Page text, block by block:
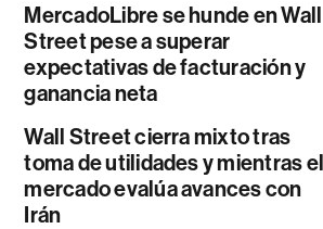
MercadoLibre se hunde en Wall
Street pese a superar
expectativas de facturación y
ganancia neta
Wall Street cierra mixto tras
toma de utilidades y mientras el
mercado evalúa avances con
Irán